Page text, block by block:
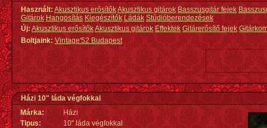
Használt: Akusztikus erősítőkAkusztikus gitárok Basszusgitár fejek
Gitárok Hangosítás Kiegészítők Ládák Stúdióberendezések
Új:Akusztikus erősítőkAkusztikus gitárok Effektek Gitárerősítő fejek
Boltjaink: Vintage'52 Budapest
Házi 10" láda végfokkal
Márka:
Házi
Tipus:
10" láda végfokkal